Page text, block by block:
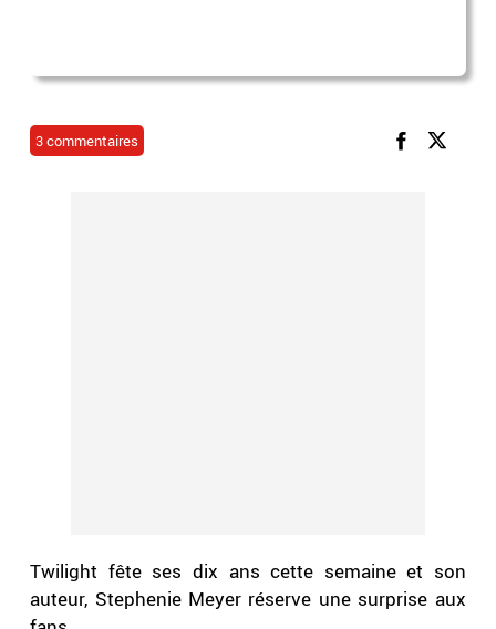
3 commentaires
Twilight fête ses dix ans cette semaine et son
auteur, Stephenie Meyer réserve une surprise aux